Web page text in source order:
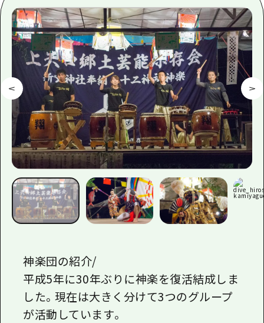
2泊3日
広島県を訪れる外国人旅行者向け情報一
ボランティアガイド
ユニバーサルツーリズム
ガイドブック
広島県の魅力を動画でご紹介！
よくあるご質問
メディア掲載情報
フォトダウンロード
関連リンク
神楽団の紹介/
平成5年に30年ぶりに神楽を復活結成しま
した。現在は大きく分けて3つのグループ
が活動しています。